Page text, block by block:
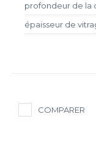
profondeur de la
épaisseur de
COMPARER